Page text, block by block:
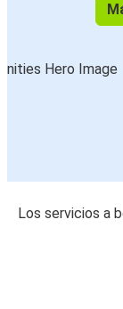
Los servicios a